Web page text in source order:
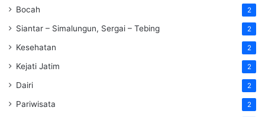
Bocah 2
Siantar – Simalungun, Sergai – Tebing 2
Kesehatan 2
Kejati Jatim 2
Dairi 2
Pariwisata 2